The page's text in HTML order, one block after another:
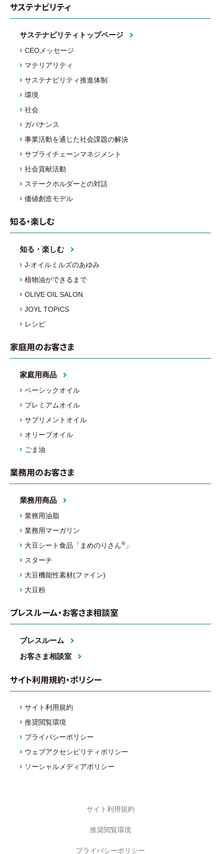
サステナビリティ
サステナビリティトップページ
CEOメッセージ
マテリアリティ
サステナビリティ推進体制
環境
社会
ガバナンス
事業活動を通じた社会課題の解決
サプライチェーンマネジメント
社会貢献活動
ステークホルダーとの対話
価値創造モデル
知る・楽しむ
知る・楽しむ
J-オイルミルズのあゆみ
植物油ができるまで
OLIVE OIL SALON
JOYL TOPICS
レシピ
家庭用のお客さま
家庭用商品
ベーシックオイル
プレミアムオイル
サプリメントオイル
オリーブオイル
ごま油
業務用のお客さま
業務用商品
業務用油脂
業務用マーガリン
大豆シート食品「まめのりさん® 」
スターチ
大豆機能性素材(ファイン)
大豆粉
プレスルーム・お客さま相談室
プレスルーム
お客さま相談室
サイト利用規約・ポリシー
サイト利用規約
推奨閲覧環境
プライバシーポリシー
ウェブアクセシビリティポリシー
ソーシャルメディアポリシー
サイト利用規約
推奨閲覧環境
プライバシーポリシー